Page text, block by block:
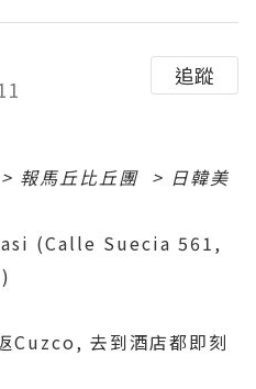
追蹤
報馬丘比丘團 > 日韓美
(Calle Suecia 561,
Cuzco, 去到酒店都即刻